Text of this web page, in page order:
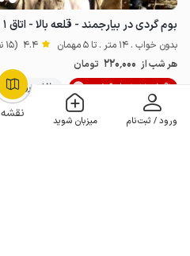
نقشه ورود / ثبت‌نام میزبان شوید
OpenStreetMap
بوم گردی در بیارجمند - قلعه بالا - اتاق ۱
بدون خواب . 14 متر . تا 5 مهمان 4.4 (15 نظر)
هر شب از 220٬000 تومان
10% تخفیف از 6 شب
20+ رزرو موفق